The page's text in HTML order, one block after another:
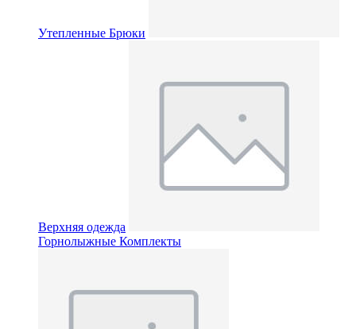
Утепленные Брюки
Верхняя одежда
Горнолыжные Комплекты